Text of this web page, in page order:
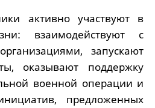
активно участвуют в
взаимодействуют с
запускают
оказывают поддержку
военной операции и
предложенных